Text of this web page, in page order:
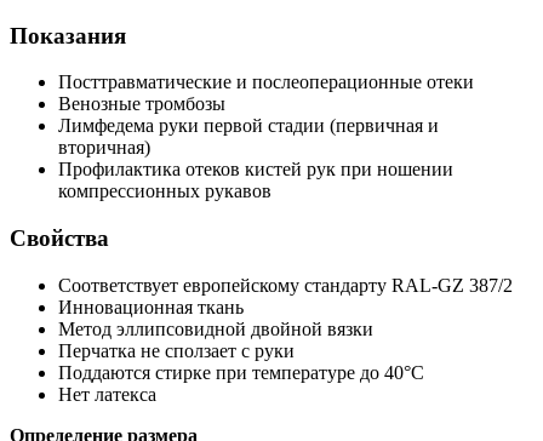
Показания
Посттравматические и послеоперационные отеки
Венозные тромбозы
Лимфедема руки первой стадии (первичная и
вторичная)
Профилактика отеков кистей рук при ношении
компрессионных рукавов
Свойства
Соответствует европейскому стандарту RAL-GZ 387/2
Инновационная ткань
Метод эллипсовидной двойной вязки
Перчатка не сползает с руки
Поддаются стирке при температуре до 40°C
Нет латекса
Определение размера